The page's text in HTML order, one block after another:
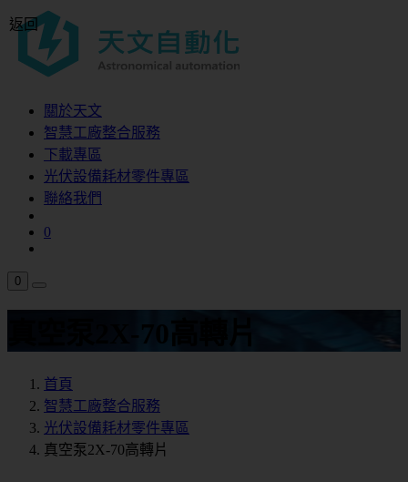
關於天文
智慧工廠整合服務
下載專區
光伏設備耗材零件專區
聯絡我們
0
0
真空泵2X-70高轉片
首頁
智慧工廠整合服務
光伏設備耗材零件專區
真空泵2X-70高轉片
返回